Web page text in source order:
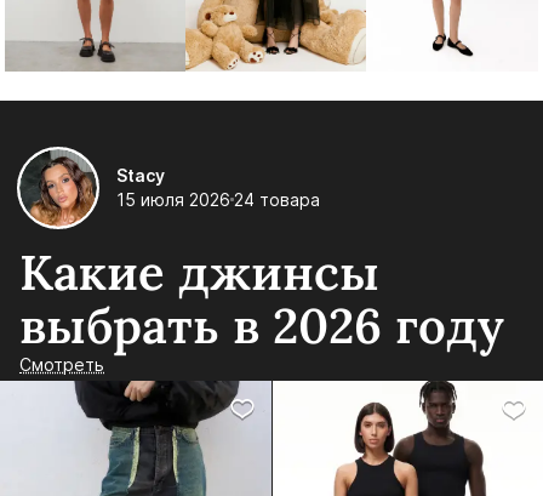
Stacy
15 июля 2026 24 товара
Какие джинсы
выбрать в 2026 году
Смотреть